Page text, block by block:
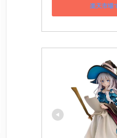
楽天市場